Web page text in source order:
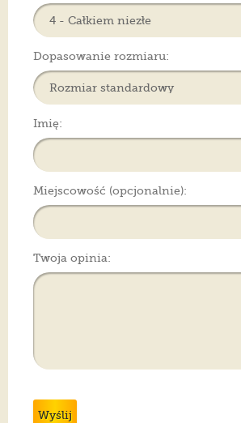
Dopasowanie rozmiaru:
Imię:
Miejscowość (opcjonalnie):
Twoja opinia:
Wyślij